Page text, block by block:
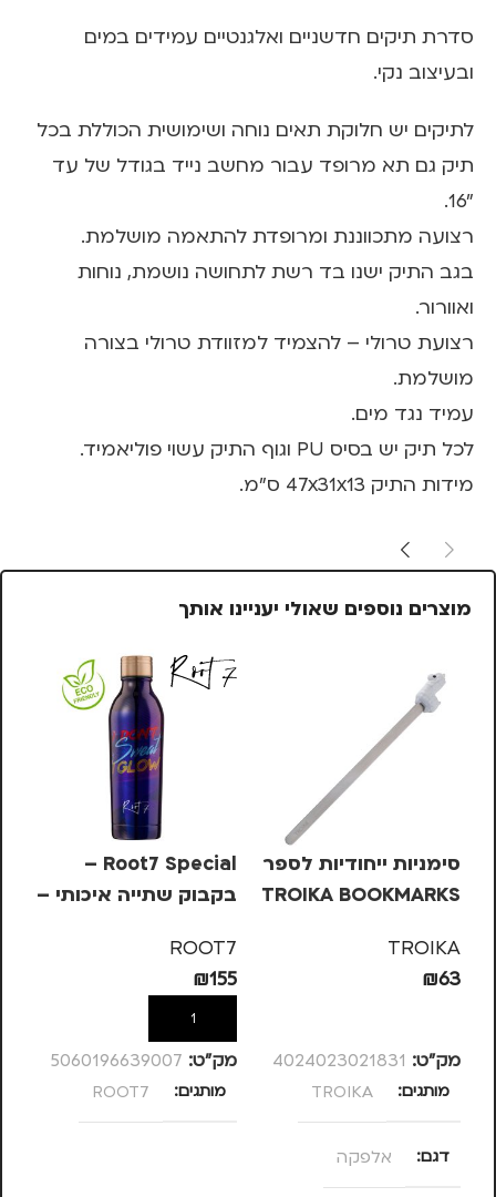
סדרת תיקים חדשניים ואלגנטיים עמידים במים
ובעיצוב נקי.
לתיקים יש חלוקת תאים נוחה ושימושית הכוללת בכל
תיק גם תא מרופד עבור מחשב נייד בגודל של עד
"16.
רצועה מתכווננת ומרופדת להתאמה מושלמת.
בגב התיק ישנו בד רשת לתחושה נושמת, נוחות
ואוורור.
רצועת טרולי – להצמיד למזוודת טרולי בצורה
מושלמת.
עמיד נגד מים.
לכל תיק יש בסיס PU וגוף התיק עשוי פוליאמיד.
מידות התיק 47x31x13
ס"מ.
מוצרים נוספים שאולי יעניינו אותך
סימניות ייחודיות לספר
TROIKA BOOKMARKS
TROIKA
₪63
מק”ט: 4024023021831
מותגים TROIKA
דגם אלפקה
Root7 Special –
בקבוק שתייה איכותי –
ROOT7
₪155
הוספה לסל
מק”ט: 5060196639007
מותגים ROOT7